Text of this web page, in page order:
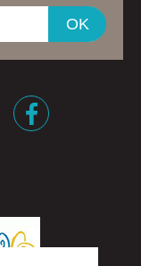
OK